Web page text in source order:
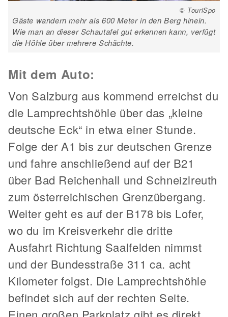
© TouriSpo
Gäste wandern mehr als 600 Meter in den Berg hinein.
Wie man an dieser Schautafel gut erkennen kann, verfügt
die Höhle über mehrere Schächte.
Mit dem Auto:
Von Salzburg aus kommend erreichst du
die Lamprechtshöhle über das „kleine
deutsche Eck“ in etwa einer Stunde.
Folge der A1 bis zur deutschen Grenze
und fahre anschließend auf der B21
über Bad Reichenhall und Schneizlreuth
zum österreichischen Grenzübergang.
Weiter geht es auf der B178 bis Lofer,
wo du im Kreisverkehr die dritte
Ausfahrt Richtung Saalfelden nimmst
und der Bundesstraße 311 ca. acht
Kilometer folgst. Die Lamprechtshöhle
befindet sich auf der rechten Seite.